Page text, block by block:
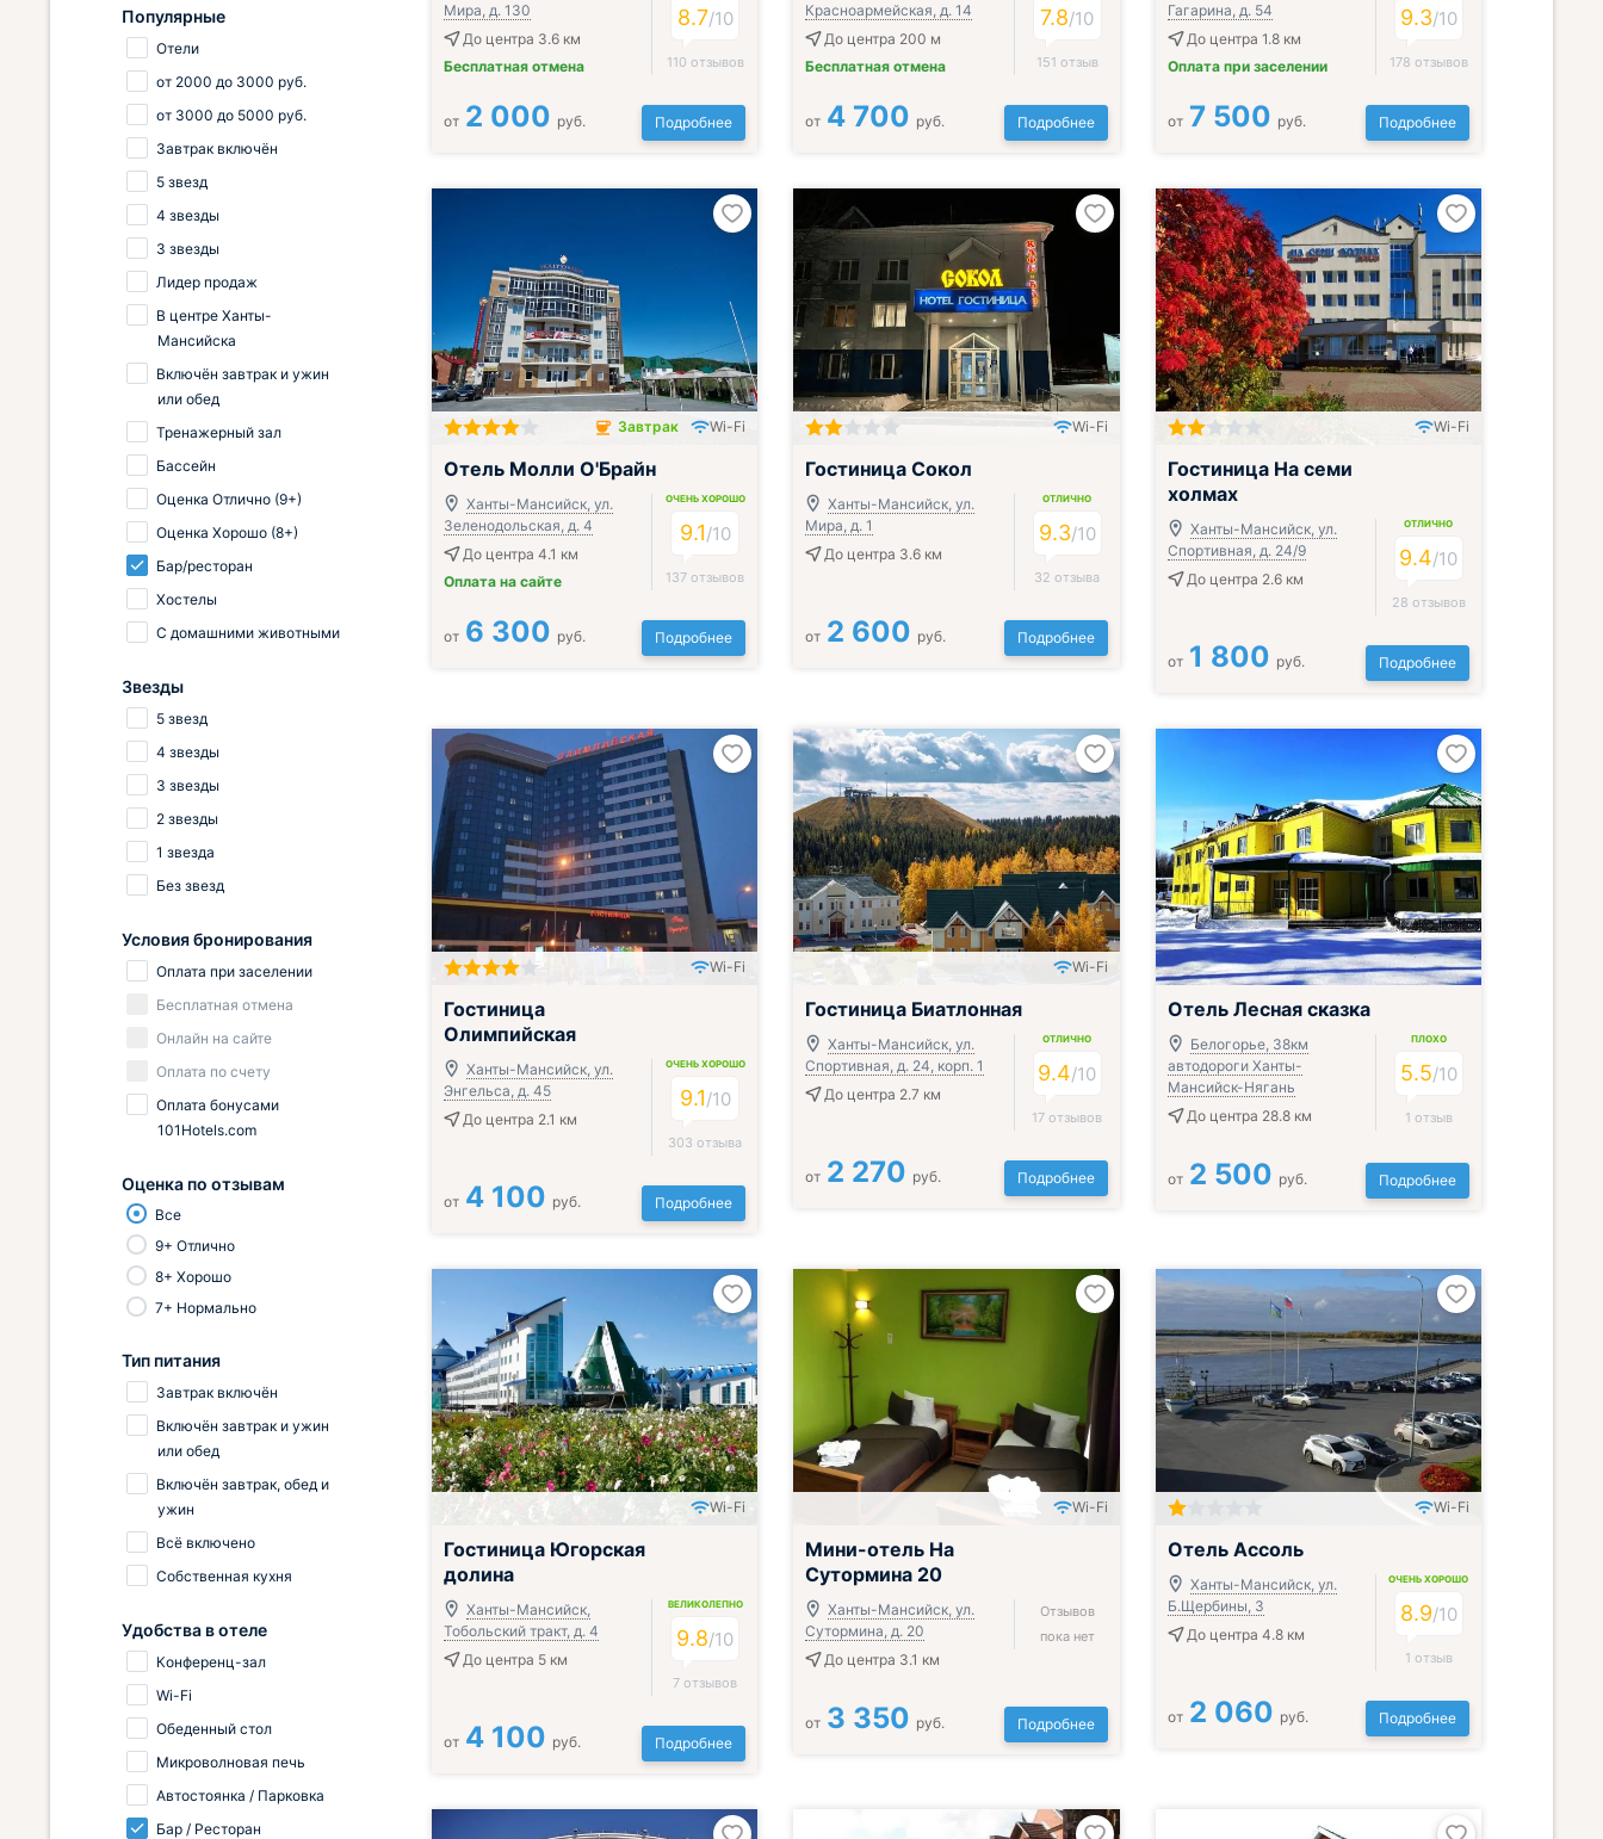
Мира, д. 130
До центра 3.6 км
Бесплатная отмена
8.7/10
110 отзывов
от 2 000 руб. Подробнее
Красноармейская, д. 14
До центра 200 м
Бесплатная отмена
7.8/10
151 отзыв
от 4 700 руб. Подробнее
Гагарина, д. 54
До центра 1.8 км
Оплата при заселении
9.3/10
178 отзывов
от 7 500 руб. Подробнее
Завтрак включён
Завтрак Wi-Fi
Отель Молли О'Брайн
Ханты-Мансийск, ул.
Зеленодольская, д. 4
До центра 4.1 км
Оплата на сайте
ОЧЕНЬ ХОРОШО
9.1/10
137 отзывов
от 6 300 руб. Подробнее
Wi-Fi
Гостиница Сокол
Ханты-Мансийск, ул.
Мира, д. 1
До центра 3.6 км
ОТЛИЧНО
9.3/10
32 отзыва
от 2 600 руб. Подробнее
Wi-Fi
Гостиница На семи
холмах
Ханты-Мансийск, ул.
Спортивная, д. 24/9
До центра 2.6 км
ОТЛИЧНО
9.4/10
28 отзывов
от 1 800 руб. Подробнее
Включён завтрак, обед и ужин
Wi-Fi
Гостиница
Олимпийская
Ханты-Мансийск, ул.
Энгельса, д. 45
До центра 2.1 км
ОЧЕНЬ ХОРОШО
9.1/10
303 отзыва
от 4 100 руб. Подробнее
Wi-Fi
Гостиница Биатлонная
Ханты-Мансийск, ул.
Спортивная, д. 24, корп. 1
До центра 2.7 км
ОТЛИЧНО
9.4/10
17 отзывов
от 2 270 руб. Подробнее
Отель Лесная сказка
Белогорье, 38км
автодороги Ханты-
Мансийск-Нягань
До центра 28.8 км
ПЛОХО
5.5/10
1 отзыв
от 2 500 руб. Подробнее
Wi-Fi
Гостиница Югорская
долина
Ханты-Мансийск,
Тобольский тракт, д. 4
До центра 5 км
ВЕЛИКОЛЕПНО
9.8/10
7 отзывов
от 4 100 руб. Подробнее
Wi-Fi
Мини-отель На
Сутормина 20
Ханты-Мансийск, ул.
Сутормина, д. 20
До центра 3.1 км
Отзывов
пока нет
от 3 350 руб. Подробнее
Wi-Fi
Отель Ассоль
Ханты-Мансийск, ул.
Б.Щербины, 3
До центра 4.8 км
ОЧЕНЬ ХОРОШО
8.9/10
1 отзыв
от 2 060 руб. Подробнее
Популярные
Отели
от 2000 до 3000 руб.
от 3000 до 5000 руб.
Завтрак включён
5 звезд
4 звезды
3 звезды
Лидер продаж
В центре Ханты-
Мансийска
Включён завтрак и ужин
или обед
Тренажерный зал
Бассейн
Оценка Отлично (9+)
Оценка Хорошо (8+)
Бар/ресторан
Хостелы
С домашними животными
Звезды
5 звезд
4 звезды
3 звезды
2 звезды
1 звезда
Без звезд
Условия бронирования
Оплата при заселении
Бесплатная отмена
Онлайн на сайте
Оплата по счету
Оплата бонусами
101Hotels.com
Оценка по отзывам
Все
9+ Отлично
8+ Хорошо
7+ Нормально
Тип питания
Завтрак включён
Включён завтрак и ужин
или обед
Включён завтрак, обед и
ужин
Всё включено
Собственная кухня
Удобства в отеле
Конференц-зал
Wi-Fi
Обеденный стол
Микроволновая печь
Автостоянка / Парковка
Бар / Ресторан